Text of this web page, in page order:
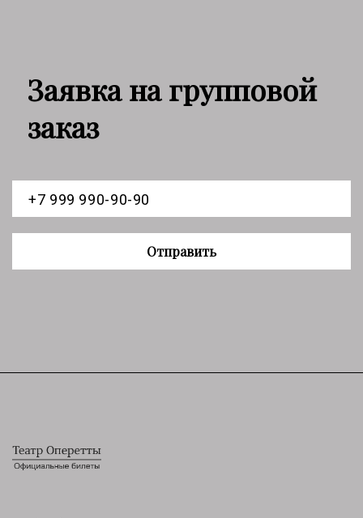
Заявка на групповой
заказ
Отправить